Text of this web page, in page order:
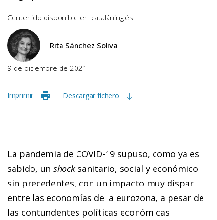
Contenido disponible en cataláninglés
Rita Sánchez Soliva
9 de diciembre de 2021
Imprimir Descargar fichero
La pandemia de COVID-19 supuso, como ya es
sabido, un shock sanitario, social y económico
sin precedentes, con un impacto muy dispar
entre las economías de la eurozona, a pesar de
las contundentes políticas económicas